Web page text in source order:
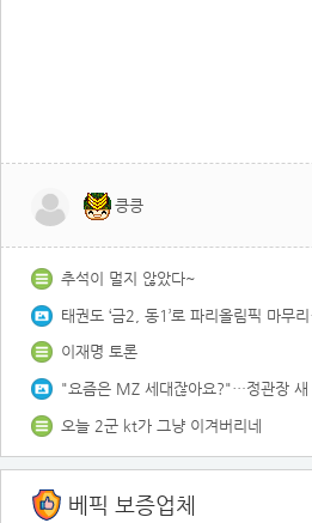
킁킁
추석이 멀지 않았다~
이재명 토론
오늘 2군 kt가 그냥 이겨버리네
베픽 보증업체